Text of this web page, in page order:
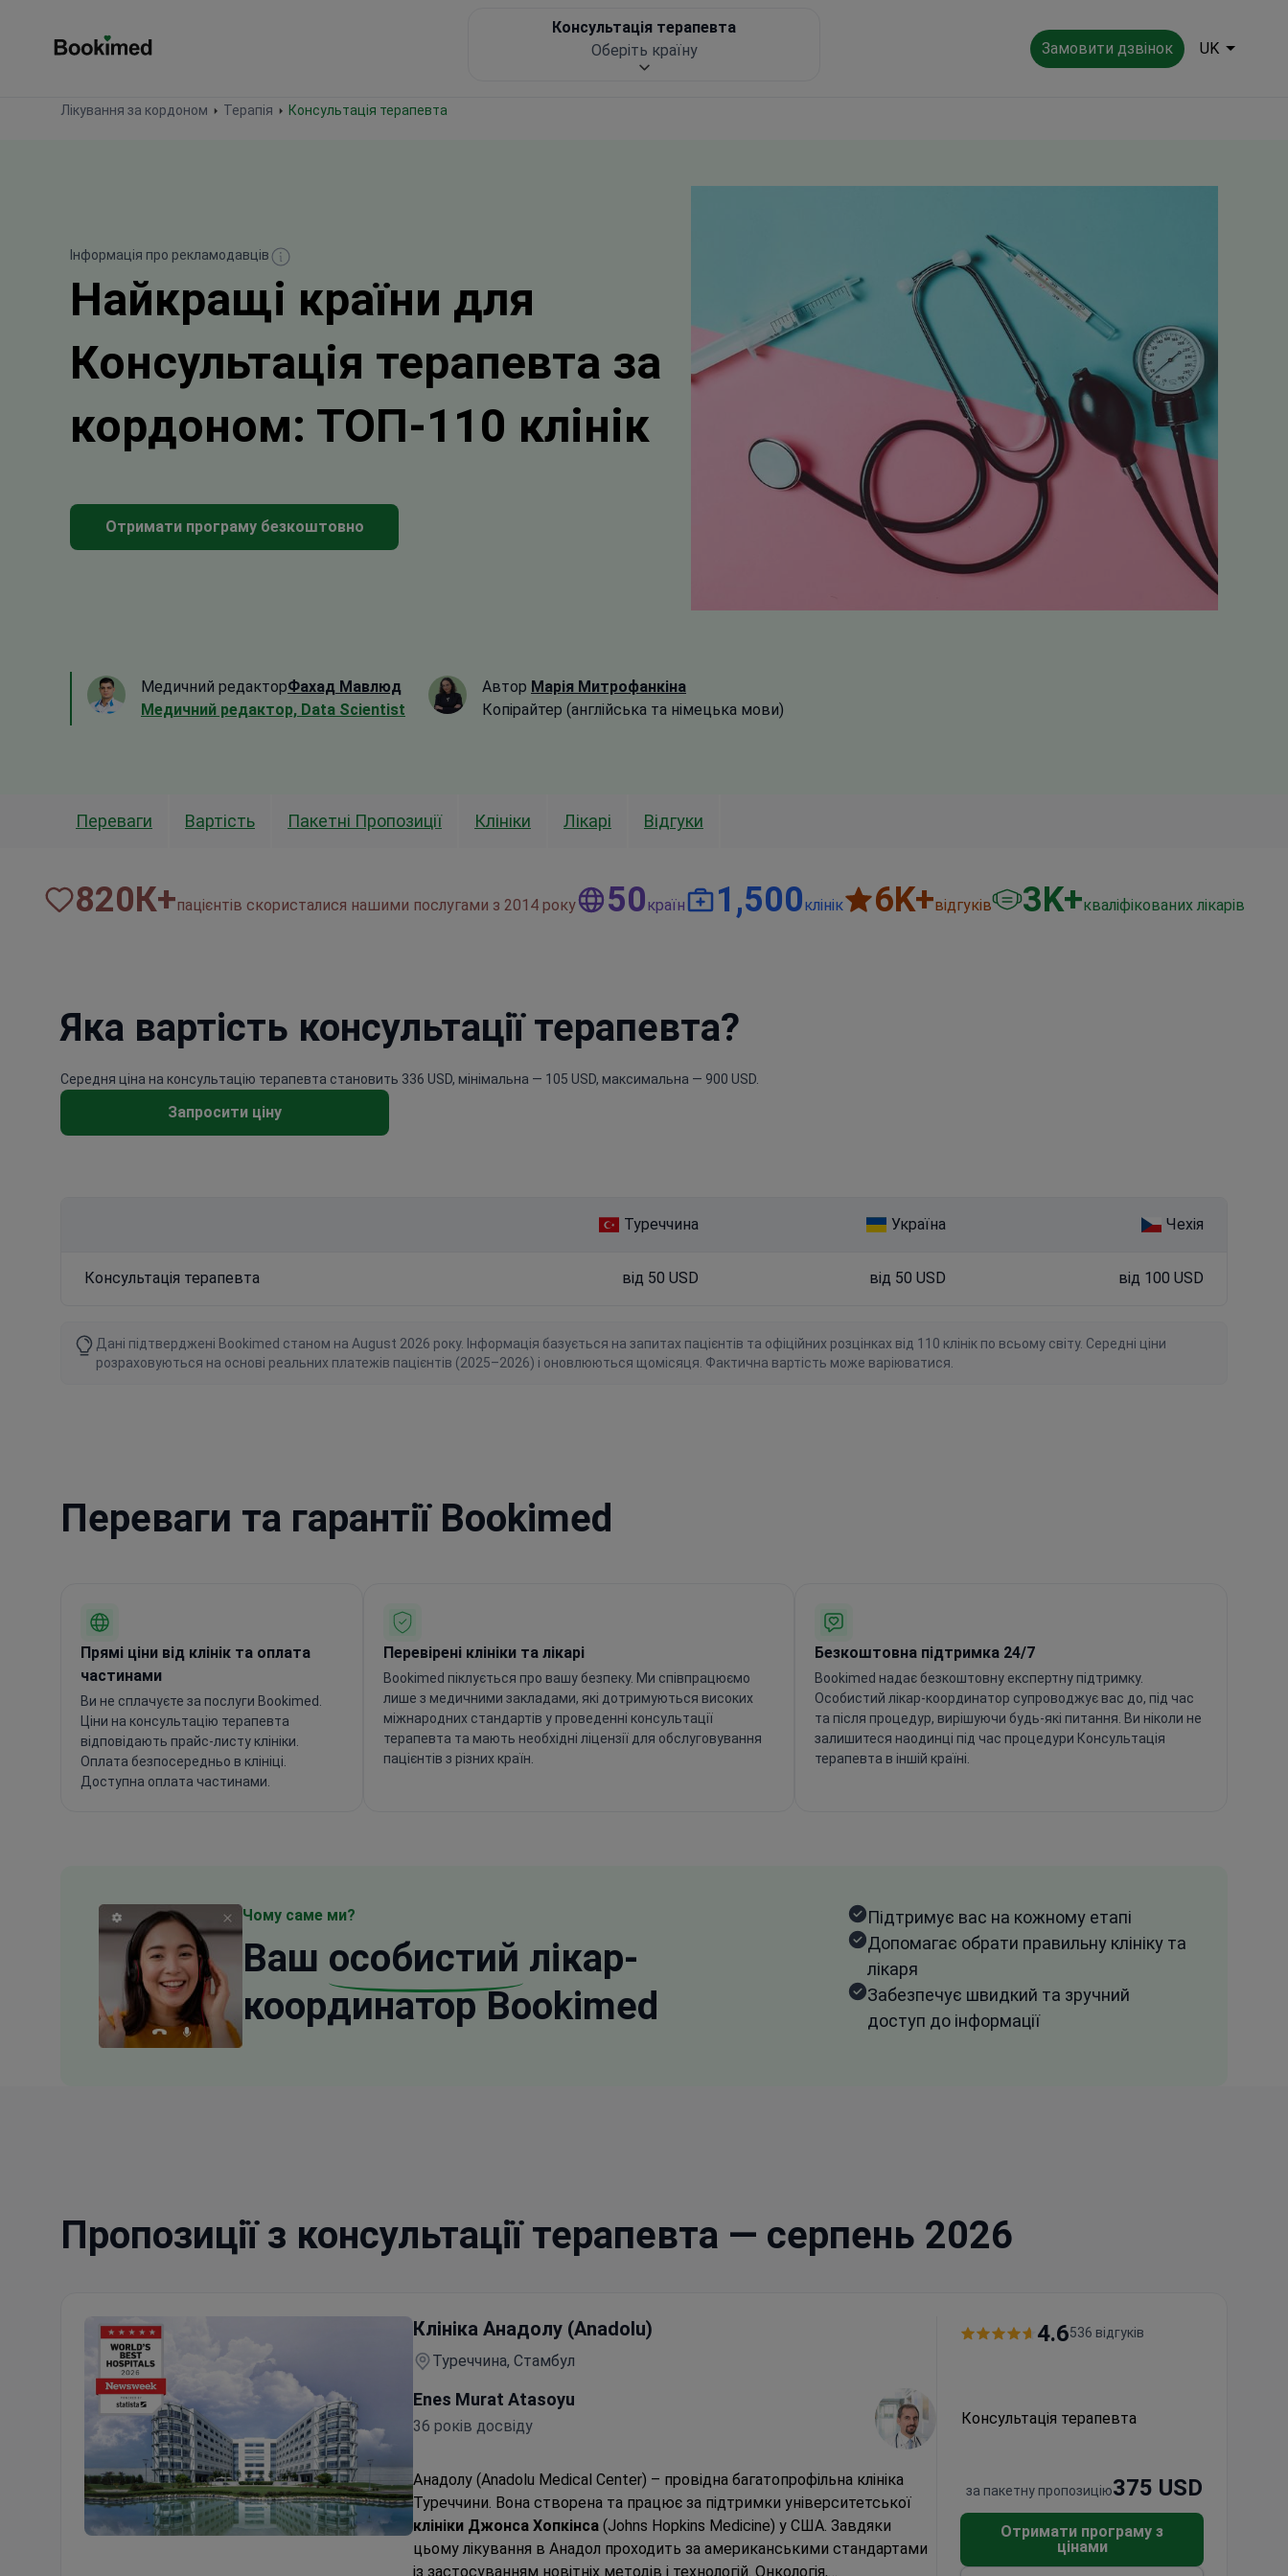
Замовити дзвінок UK
Лікування за кордоном Терапія Консультація терапевта
Консультація терапевта
Оберіть країну
Інформація про рекламодавців
Найкращі країни для
Консультація терапевта за
кордоном: ТОП-110 клінік
Отримати програму безкоштовно
Медичний редакторФахад Мавлюд
Медичний редактор, Data Scientist
Автор Марія Митрофанкіна
Копірайтер (англійська та німецька мови)
Переваги Вартість Пакетні Пропозиції Клініки Лікарі Відгуки
820К+пацієнтів скористалися нашими послугами з 2014 року 50країн 1,500клінік 6K+відгуків 3K+кваліфікованих лікарів
Яка вартість консультації терапевта?
Середня ціна на консультацію терапевта становить 336 USD, мінімальна — 105 USD, максимальна — 900 USD.
Запросити ціну
Туреччина Україна Чехія
Консультація терапевта від 50 USD від 50 USD від 100 USD
Дані підтверджені Bookimed станом на August 2026 року. Інформація базується на запитах пацієнтів та офіційних розцінках від 110 клінік по всьому світу. Середні ціни
розраховуються на основі реальних платежів пацієнтів (2025–2026) і оновлюються щомісяця. Фактична вартість може варіюватися.
Переваги та гарантії Bookimed
Прямі ціни від клінік та оплата
частинами
Ви не сплачуєте за послуги Bookimed.
Ціни на консультацію терапевта
відповідають прайс-листу клініки.
Оплата безпосередньо в клініці.
Доступна оплата частинами.
Перевірені клініки та лікарі
Bookimed піклується про вашу безпеку. Ми співпрацюємо
лише з медичними закладами, які дотримуються високих
міжнародних стандартів у проведенні консультації
терапевта та мають необхідні ліцензії для обслуговування
пацієнтів з різних країн.
Безкоштовна підтримка 24/7
Bookimed надає безкоштовну експертну підтримку.
Особистий лікар-координатор супроводжує вас до, під час
та після процедур, вирішуючи будь-які питання. Ви ніколи не
залишитеся наодинці під час процедури Консультація
терапевта в іншій країні.
Чому саме ми?
Ваш особистий лікар-
координатор Bookimed
Підтримує вас на кожному етапі
Допомагає обрати правильну клініку та
лікаря
Забезпечує швидкий та зручний
доступ до інформації
Пропозиції з консультації терапевта — серпень 2026
Клініка Анадолу (Anadolu)
Туреччина, Стамбул
Enes Murat Atasoyu
36 років досвіду
Анадолу (Anadolu Medical Center) – провідна багатопрофільна клініка
Туреччини. Вона створена та працює за підтримки університетської
клініки Джонса Хопкінса (Johns Hopkins Medicine) у США. Завдяки
цьому лікування в Анадол проходить за американськими стандартами
із застосуванням новітніх методів і технологій. Онкологія,
4.6536 відгуків
Консультація терапевта
за пакетну пропозицію375 USD
Отримати програму з
цінами